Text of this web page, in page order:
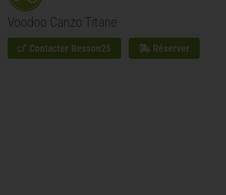
Voodoo Canzo Titane
Contacter Besson25 Réserver